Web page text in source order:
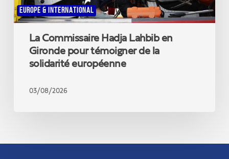
EUROPE & INTERNATIONAL
solidarité
européenne
La Commissaire Hadja Lahbib en
Gironde pour témoigner de la
solidarité européenne
03/08/2026